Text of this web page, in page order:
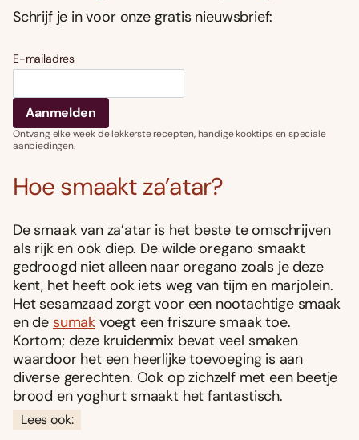
Schrijf je in voor onze gratis nieuwsbrief:
E-mailadres
Ontvang elke week de lekkerste recepten, handige kooktips en speciale
aanbiedingen.
Hoe smaakt za’atar?
De smaak van za’atar is het beste te omschrijven
als rijk en ook diep. De wilde oregano smaakt
gedroogd niet alleen naar oregano zoals je deze
kent, het heeft ook iets weg van tijm en marjolein.
Het sesamzaad zorgt voor een nootachtige smaak
en de sumak voegt een friszure smaak toe.
Kortom; deze kruidenmix bevat veel smaken
waardoor het een heerlijke toevoeging is aan
diverse gerechten. Ook op zichzelf met een beetje
brood en yoghurt smaakt het fantastisch.
Lees ook: